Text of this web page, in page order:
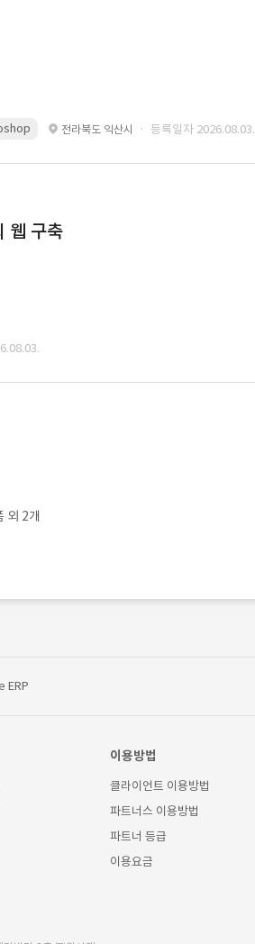
전라북도 익산시 · 등록일자 2026.08.03.
웹 구축
외 2개
ERP
이용방법
클라이언트 이용방법
파트너스 이용방법
파트너 등급
이용요금